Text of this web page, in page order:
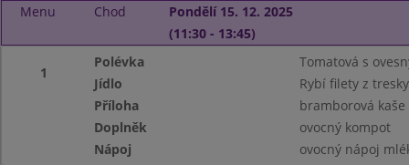
Menu Chod
Pondělí 15. 12. 2025
(11:30 - 13:45)
1
Polévka
Tomatová s
Jídlo
Rybí filety z
Příloha
bramborová kaše
Doplněk
ovocný kompot
Nápoj
ovocný nápoj